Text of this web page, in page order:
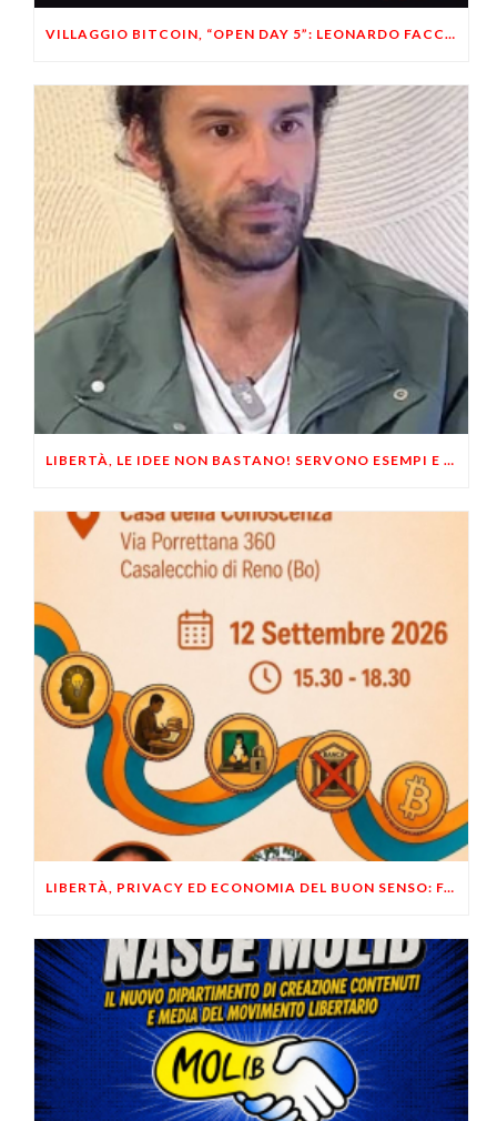
VILLAGGIO BITCOIN, “OPEN DAY 5”: LEONARDO FACCO OSPITE A BRESCIA
LIBERTÀ, LE IDEE NON BASTANO! SERVONO ESEMPI E UN PO’ DI COERENZA
LIBERTÀ, PRIVACY ED ECONOMIA DEL BUON SENSO: FACCO E MUSUMECI A CASALECCHIO DI RENO (BO)